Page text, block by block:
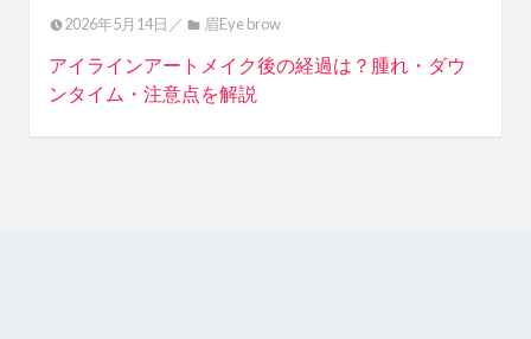
2026年5月14日／ 眉Eye brow
アイラインアートメイク後の経過は？腫れ・ダウ
ンタイム・注意点を解説